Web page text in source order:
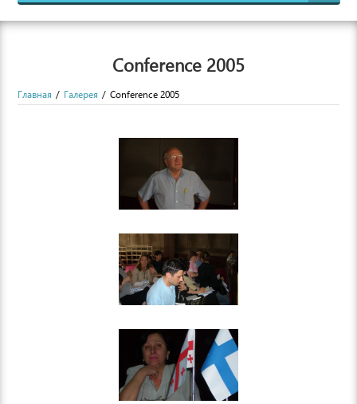
Conference 2005
Главная Галерея Conference 2005